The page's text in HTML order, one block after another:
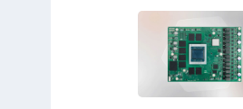
s
t
a
n
d
m
e
h
r
l
e
x
i
b